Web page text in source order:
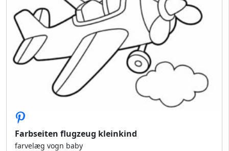
Farbseiten flugzeug kleinkind
farvelæg vogn baby